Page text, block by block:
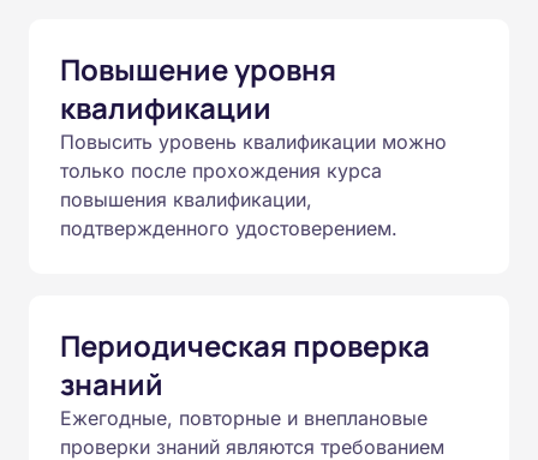
Повышение уровня
квалификации
Повысить уровень квалификации можно
только после прохождения курса
повышения квалификации,
подтвержденного удостоверением.
Периодическая проверка
знаний
Ежегодные, повторные и внеплановые
проверки знаний являются требованием